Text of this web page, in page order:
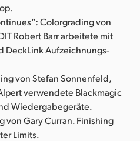
Colorgrading von
Robert Barr arbeitete mit
DeckLink Aufzeichnungs-
von Stefan Sonnenfeld,
verwendete Blackmagic
Wiedergabegeräte.
von Gary Curran. Finishing
Limits.